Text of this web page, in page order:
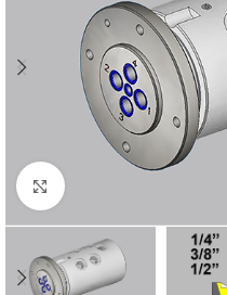
Click to enlarge